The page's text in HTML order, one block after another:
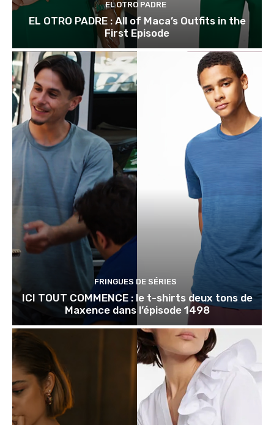
EL OTRO PADRE
EL OTRO PADRE : All of Maca’s Outfits in the
First Episode
FRINGUES DE SÉRIES
ICI TOUT COMMENCE : le t-shirts deux tons de
Maxence dans l’épisode 1498